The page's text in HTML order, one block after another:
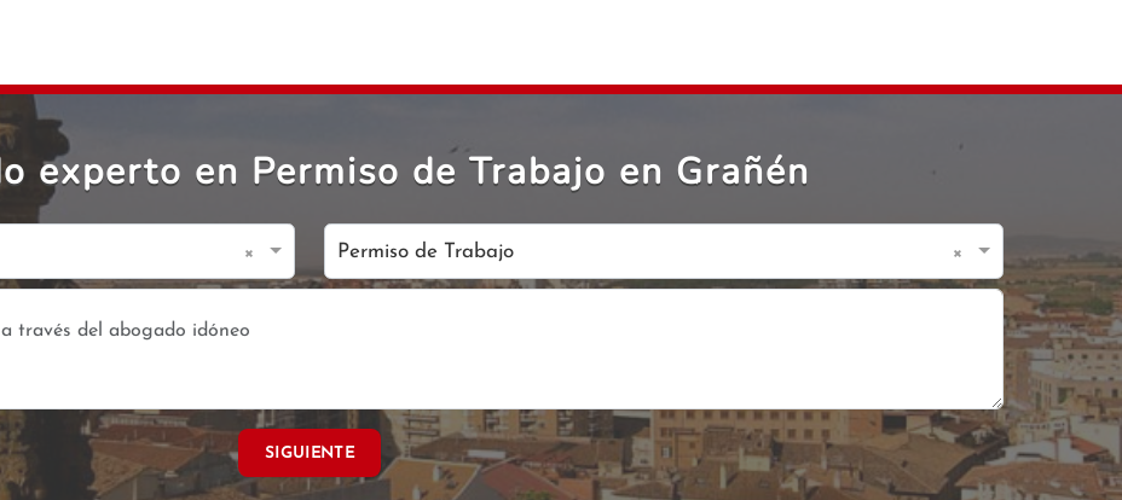
experto en Permiso de Trabajo en Grañén
× Permiso de Trabajo ×
SIGUIENTE